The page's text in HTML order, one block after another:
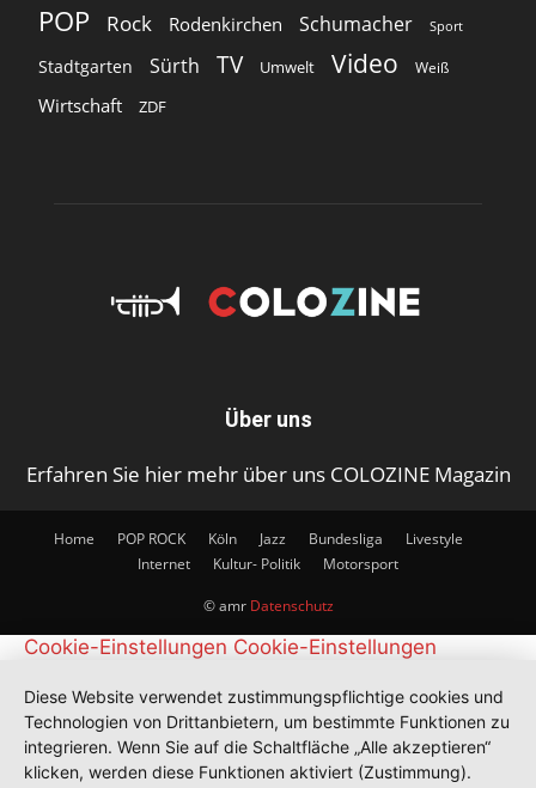
POP Rock Rodenkirchen Schumacher Sport
Stadtgarten Sürth TV Umwelt Video Weiß
Wirtschaft ZDF
Über uns
Erfahren Sie hier mehr über uns COLOZINE Magazin
Home POP ROCK Köln Jazz Bundesliga
Livestyle
Internet
Kultur- Politik Motorsport
© amr Datenschutz
Cookie-Einstellungen Cookie-Einstellungen
Diese Website verwendet zustimmungspflichtige cookies und
Technologien von Drittanbietern, um bestimmte Funktionen zu
integrieren. Wenn Sie auf die Schaltfläche „Alle akzeptieren“
klicken, werden diese Funktionen aktiviert (Zustimmung).